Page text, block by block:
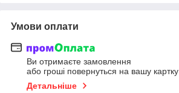
Умови оплати
Ви отримаєте замовлення
або гроші повернуться на вашу картку
Детальніше